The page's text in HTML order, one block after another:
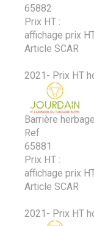
65882
Prix HT :
affichage prix
Article SCAR
2021- Prix HT
Barrière
Ref
65881
Prix HT :
affichage prix
Article SCAR
2021- Prix HT